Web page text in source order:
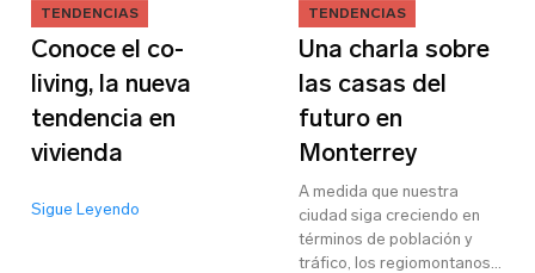
TENDENCIAS
Conoce el co-
living, la nueva
tendencia en
vivienda
Sigue Leyendo
TENDENCIAS
Una charla sobre
las casas del
futuro en
Monterrey
A medida que nuestra
ciudad siga creciendo en
términos de población y
tráfico, los regiomontanos